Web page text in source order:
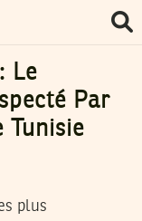
Le
Par
Tunisie
plus